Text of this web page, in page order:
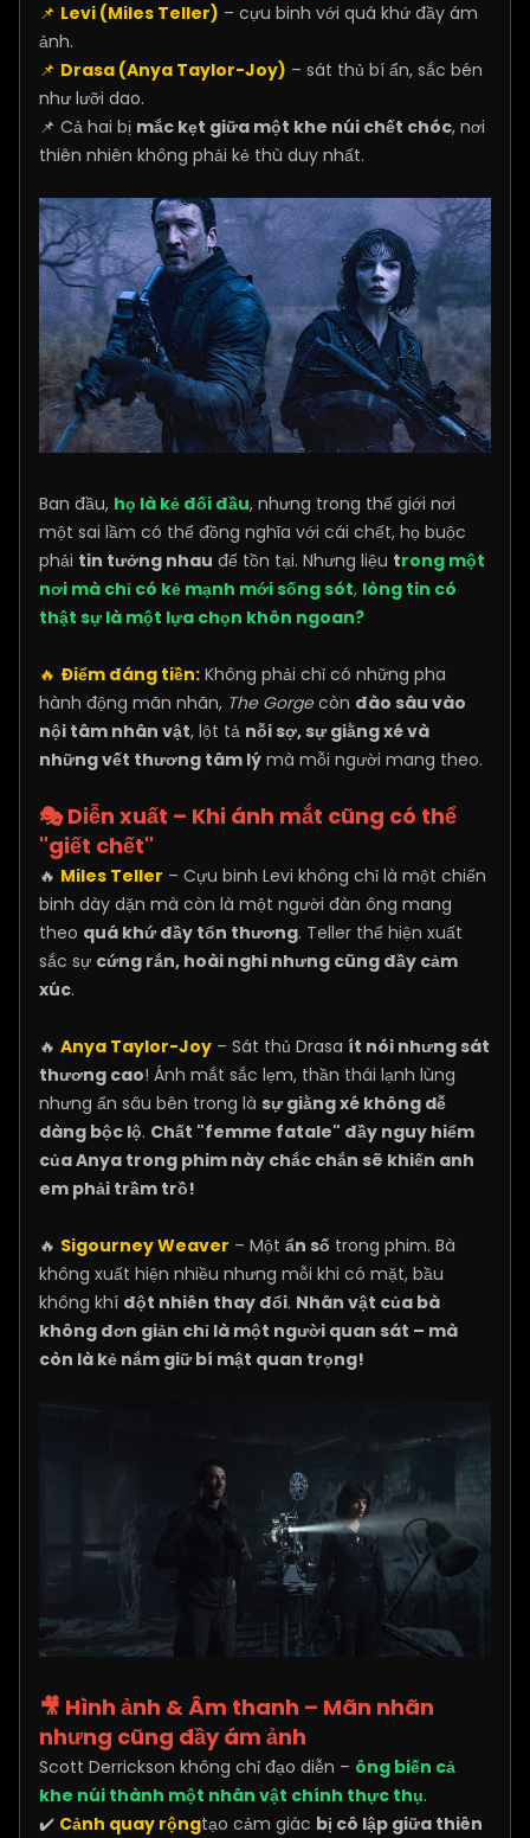
📌 Levi (Miles Teller) – cựu binh với quá khứ đầy ám
ảnh.
📌 Drasa (Anya Taylor-Joy) – sát thủ bí ẩn, sắc bén
như lưỡi dao.
📌 Cả hai bị mắc kẹt giữa một khe núi chết chóc, nơi
thiên nhiên không phải kẻ thù duy nhất.
Ban đầu, họ là kẻ đối đầu, nhưng trong thế giới nơi
một sai lầm có thể đồng nghĩa với cái chết, họ buộc
phải tin tưởng nhau để tồn tại. Nhưng liệu trong một
nơi mà chỉ có kẻ mạnh mới sống sót, lòng tin có
thật sự là một lựa chọn khôn ngoan?
🔥 Điểm đáng tiền: Không phải chỉ có những pha
hành động mãn nhãn, The Gorgecòn đào sâu vào
nội tâm nhân vật, lột tả nỗi sợ, sự giằng xé và
những vết thương tâm lý mà mỗi người mang theo.
🎭 Diễn xuất – Khi ánh mắt cũng có thể
"giết chết"
🔥 Miles Teller – Cựu binh Levi không chỉ là một chiến
binh dày dặn mà còn là một người đàn ông mang
theo quá khứ đầy tổn thương. Teller thể hiện xuất
sắc sự cứng rắn, hoài nghi nhưng cũng đầy cảm
xúc.
🔥 Anya Taylor-Joy – Sát thủ Drasa ít nói nhưng sát
thương cao! Ánh mắt sắc lẹm, thần thái lạnh lùng
nhưng ẩn sâu bên trong là sự giằng xé không dễ
dàng bộc lộ. Chất "femme fatale" đầy nguy hiểm
của Anya trong phim này chắc chắn sẽ khiến anh
em phải trầm trồ!
🔥 Sigourney Weaver – Một ẩn số trong phim. Bà
không xuất hiện nhiều nhưng mỗi khi có mặt, bầu
không khí đột nhiên thay đổi. Nhân vật của bà
không đơn giản chỉ là một người quan sát – mà
còn là kẻ nắm giữ bí mật quan trọng!
🎥 Hình ảnh & Âm thanh – Mãn nhãn
nhưng cũng đầy ám ảnh
Scott Derrickson không chỉ đạo diễn – ông biến cả
khe núi thành một nhân vật chính thực thụ.
✔️ Cảnh quay rộngtạo cảm giác bị cô lập giữa thiên